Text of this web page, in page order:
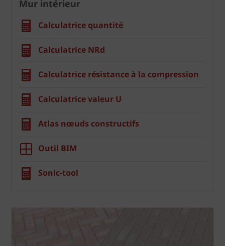
Mur intérieur
Calculatrice quantité
Calculatrice NRd
Calculatrice résistance à la compression
Calculatrice valeur U
Atlas nœuds constructifs
Outil BIM
Sonic-tool